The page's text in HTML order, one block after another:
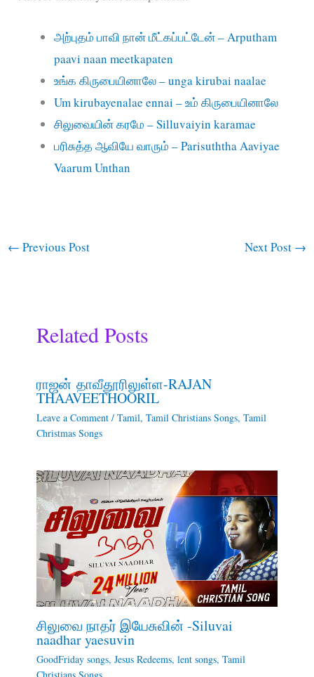
அற்புதம் பாவி நான் மீட்கப்பட்டேன் – Arputham
paavi naan meetkapaten
உங்க கிருபையினாலே – unga kirubai naalae
Um kirubayenalae ennai – உம் கிருபையினாலே
சிலுவையின் கரமே – Silluvaiyin karamae
பரிசுத்த ஆவியே வாரும் – Parisuththa Aaviyae
Vaarum Unthan
← Previous Post Next Post →
Related Posts
ராஜன் தாவீதூரிலுள்ள-RAJAN
THAAVEETHOORIL
Leave a Comment / Tamil, Tamil Christians Songs, Tamil
Christmas Songs
சிலுவை நாதர் இயேசுவின் -Siluvai
naadhar yaesuvin
GoodFriday songs, Jesus Redeems, lent songs, Tamil